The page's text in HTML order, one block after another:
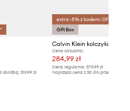
obniżką:319,99 zł
extra -5% z kodem: OFF*
Gift Box
Calvin Klein kolczyki
Cena aktualna:
284,99 zł
Cena regularna: 379,99 zł
Najniższa cena z 30 dni przed obniżką: